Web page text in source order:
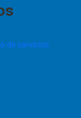
de servicios